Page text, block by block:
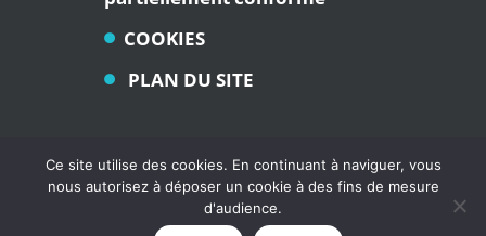
COOKIES
PLAN DU SITE
Commune de Angaïs - Tous droits réservés - 2021
Ce site utilise des cookies. En continuant à naviguer, vous
nous autorisez à déposer un cookie à des fins de mesure
d'audience.